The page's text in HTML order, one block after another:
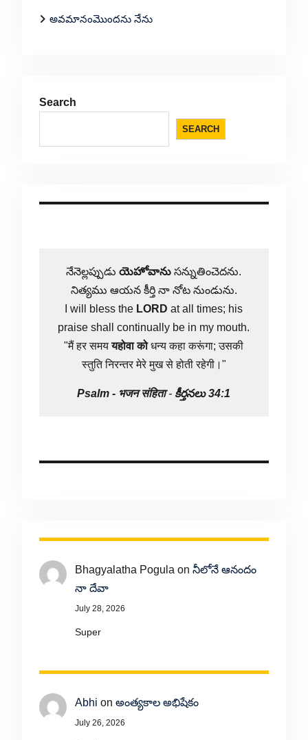
అవమానంమొందను నేను
Search
SEARCH
నేనెల్లప్పుడుయెహోవాను సన్నుతించెదను.
నిత్యము ఆయన కీర్తి నా నోట నుండును.
I will bless the LORD at all times; his
praise shall continually be in my mouth.
"मैं हर समययहोवा कोधन्य कहा करूंगा; उसकी
स्तुति निरन्तर मेरे मुख से होती रहेगी।"
Psalm - भजन संहिता- కీర్తనలు 34:1
Bhagyalatha Pogula on నీలోనే ఆనందం
నా దేవా
July 28, 2026
Super
Abhi on అంత్యకాల అభిషేకం
July 26, 2026